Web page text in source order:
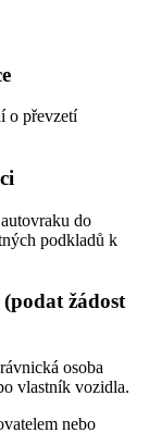
o převzetí
do
podkladů k
žádost
osoba
vlastník vozidla.
nebo